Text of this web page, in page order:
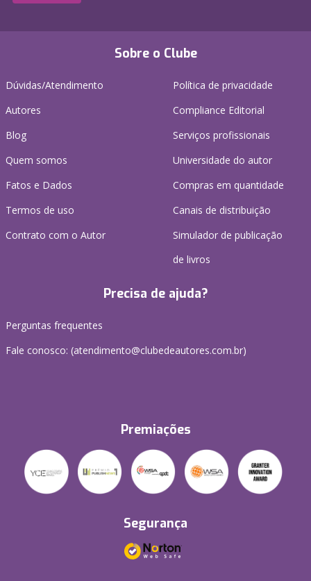
Sobre o Clube
Dúvidas/Atendimento
Autores
Blog
Quem somos
Fatos e Dados
Termos de uso
Contrato com o Autor
Política de privacidade
Compliance Editorial
Serviços profissionais
Universidade do autor
Compras em quantidade
Canais de distribuição
Simulador de publicação
de livros
Precisa de ajuda?
Perguntas frequentes
Fale conosco: (atendimento@clubedeautores.com.br)
Premiações
Segurança